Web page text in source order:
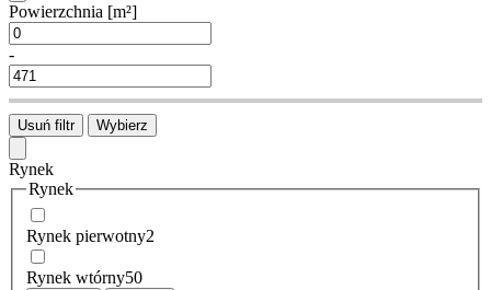
Powierzchnia [m²]
-
Usuń filtr Wybierz
Rynek
Rynek
Rynek pierwotny2
Rynek wtórny50